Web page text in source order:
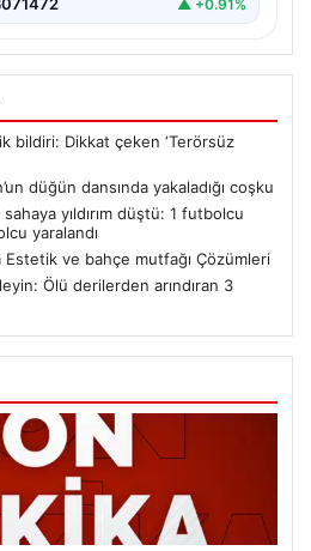
▲ +0.91%
bildiri: Dikkat çeken ‘Terörsüz
düğün dansında yakaladığı coşku
sahaya yıldırım düştü: 1 futbolcu
yaralandı
Estetik ve bahçe mutfağı Çözümleri
Ölü derilerden arındıran 3